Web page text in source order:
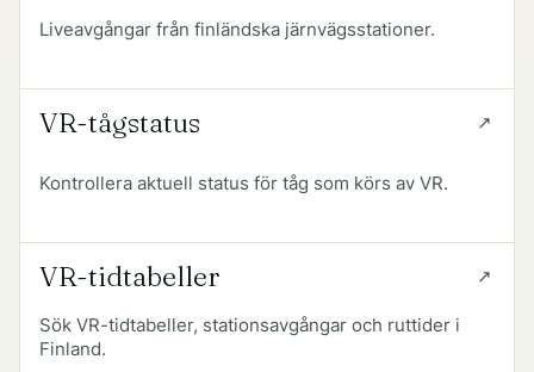
Liveavgångar från finländska järnvägsstationer.
VR-tågstatus
Kontrollera aktuell status för tåg som körs av VR.
VR-tidtabeller
Sök VR-tidtabeller, stationsavgångar och ruttider i
Finland.